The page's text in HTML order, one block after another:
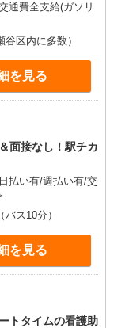
通費全支給(ガソリ
区内に多数）
を見る
接なし！駅チカ
払い有/週払い有/交
ス10分）
を見る
トタイムの看護助